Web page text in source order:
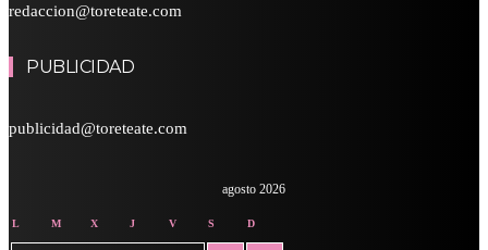
redaccion@toreteate.com
PUBLICIDAD
publicidad@toreteate.com
agosto 2026
L M X J V S D